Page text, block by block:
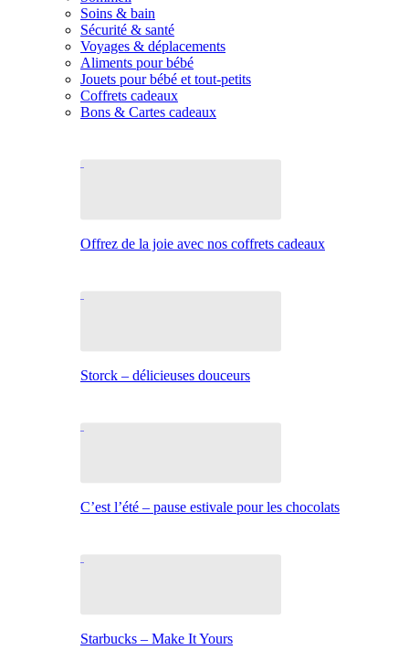
Soins & bain
Sécurité & santé
Voyages & déplacements
Aliments pour bébé
Jouets pour bébé et tout-petits
Coffrets cadeaux
Bons & Cartes cadeaux
Offrez de la joie avec nos coffrets cadeaux
Storck – délicieuses douceurs
C’est l’été – pause estivale pour les chocolats
Starbucks – Make It Yours